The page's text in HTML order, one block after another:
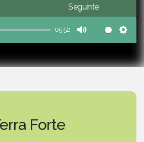
Seguinte
05:52
Mute
Forte